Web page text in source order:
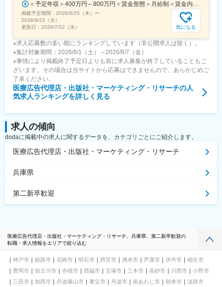
＜予定年収＞400万円～800万円＜賃金形態＞月給制＜賃金内訳＞月額（基本給）：241,565円～483,130円固定残業手当/月：91,768円～183,536円（固定残業時間45時間0分/月）超過した時間外労働の残業手当は追加支給＜月給＞333,333円～666,666円（一律手当を含む）＜昇給有無＞有＜残業手当＞有＜給与補足＞※実績やご経験、スキルを考慮し、当社規定に基づいて決定します。賃金はあくまでも目安の金額であり、選考を通じて上下する可能性があります。月給(月額)は固定手当を含めた表記です。
掲載予定期間： 2026/6/25（木） 〜
2026/9/23（水）
更新日： 2026/7/22（水） 気になる
※求人応募数の多い順にランキングしています（非公開求人は除く）。
※集計対象期間：2026/8/1（土）～2026/8/7（金）
※事情により掲載終了予定日よりも前に求人募集が終了していることもご
ざいます。その場合は当サイトから応募はできませんので、あらかじめご
了承ください。
医療広告代理店・出版社・マーケティング・リサーチの人
気求人ランキングを詳しく見る
求人の傾向
dodaに掲載中の求人に関するデータを、カテゴリごとにご紹介します。
医療広告代理店・出版社・マーケティング・リサーチ
兵庫県
第二新卒歓迎
医療広告代理店・出版社・マーケティング・リサーチ、兵庫県、第二新卒歓迎の
転職・求人情報をエリアで絞り込む
神戸市 姫路市 尼崎市 明石市 西宮市 洲本市 芦屋市 伊丹市
相生市
豊岡市
加古川市 赤穂市 西脇市 宝塚市 三木市 高砂市 川西市
小野市
三田市
加西市 丹波篠山市 養父市 丹波市 南あわじ市 朝来市
淡路市